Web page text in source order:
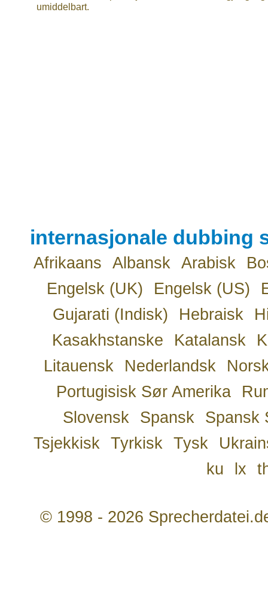
umiddelbart.
internasjonale dubbing
Afrikaans Albansk Arabisk
Engelsk (UK)
Engelsk (US)
Gujarati (Indisk)
Hebraisk
Kasakhstanske
Katalansk
Litauensk
Nederlandsk
Portugisisk Sør Amerika
Slovensk
Spansk
Spansk
Tsjekkisk
Tyrkisk Tysk
ku
lx
© 1998 - 2026